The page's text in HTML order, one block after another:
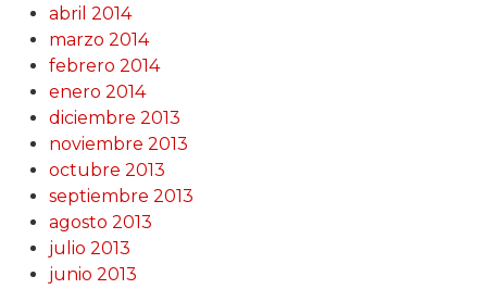
abril 2014
marzo 2014
febrero 2014
enero 2014
diciembre 2013
noviembre 2013
octubre 2013
septiembre 2013
agosto 2013
julio 2013
junio 2013